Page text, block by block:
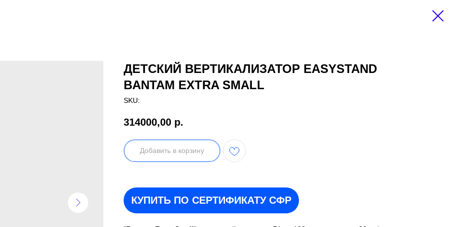
ДЕТСКИЙ ВЕРТИКАЛИЗАТОР EASYSTAND
BANTAM EXTRA SMALL
SKU:
314000,00 р.
Добавить в корзину
КУПИТЬ ПО СЕРТИФИКАТУ СФР